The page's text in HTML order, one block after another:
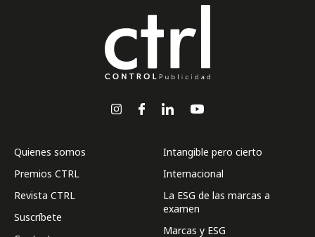
Quienes somos
Premios CTRL
Revista CTRL
Suscríbete
Intangible pero cierto
Internacional
La ESG de las marcas a
examen
Marcas y ESG